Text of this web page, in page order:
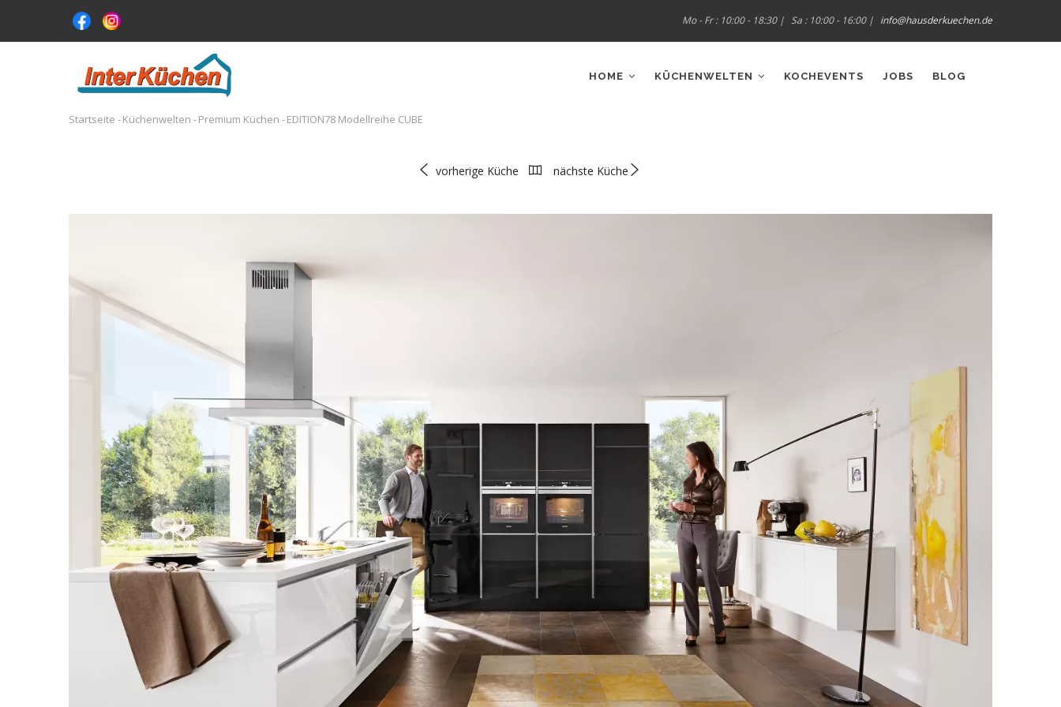
Mo - Fr : 10:00 - 18:30 | Sa : 10:00 - 16:00 | info@hausderkuechen.de
HOME KÜCHENWELTEN KOCHEVENTS JOBS BLOG
Startseite -Küchenwelten -Premium Küchen -EDITION78 Modellreihe CUBE
vorherige Küche nächste Küche